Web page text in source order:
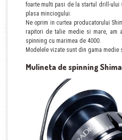
foarte multi pasi de la startul drill-ului
plasa minciogului.
Ne oprim in curtea producatorului
rapitori de talie medie si mare, am
spinning cu marimea de 4000.
Modelele vizate sunt din gama medie
Mulineta de spinning